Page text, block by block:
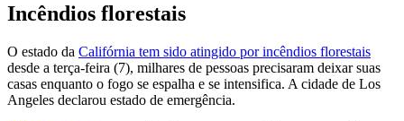
Incêndios florestais
O estado da Califórnia tem sido atingido por incêndios florestais
desde a terça-feira (7), milhares de pessoas precisaram deixar suas
casas enquanto o fogo se espalha e se intensifica. A cidade de Los
Angeles declarou estado de emergência.